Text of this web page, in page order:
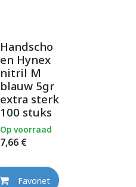
Handscho
en Hynex
nitril M
blauw 5gr
extra sterk
100 stuks
7,66€
Op voorraad
Favoriet